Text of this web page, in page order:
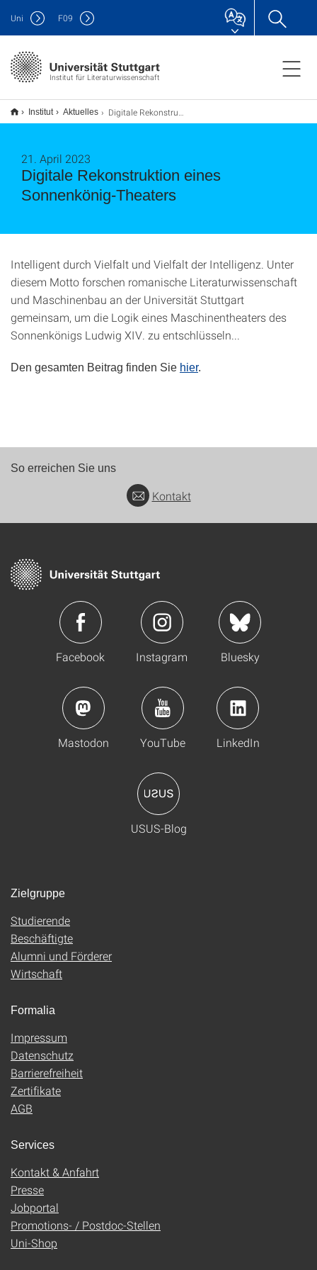
Institut für Literaturwissenschaft
Uni F09
Institut Aktuelles Digitale Rekonstruktion eines Sonnenkönig-Theaters
Digitale Rekonstruktion eines
Sonnenkönig-Theaters
21. April 2023
Intelligent durch Vielfalt und Vielfalt der Intelligenz. Unter
diesem Motto forschen romanische Literaturwissenschaft
und Maschinenbau an der Universität Stuttgart
gemeinsam, um die Logik eines Maschinentheaters des
Sonnenkönigs Ludwig XIV. zu entschlüsseln...
Den gesamten Beitrag finden Sie hier.
So erreichen Sie uns
Kontakt
Facebook Instagram Bluesky
Mastodon YouTube LinkedIn
USUS-Blog
Zielgruppe
Studierende
Beschäftigte
Alumni und Förderer
Wirtschaft
Formalia
Impressum
Datenschutz
Barrierefreiheit
Zertifikate
AGB
Services
Kontakt & Anfahrt
Presse
Jobportal
Promotions- / Postdoc-Stellen
Uni-Shop